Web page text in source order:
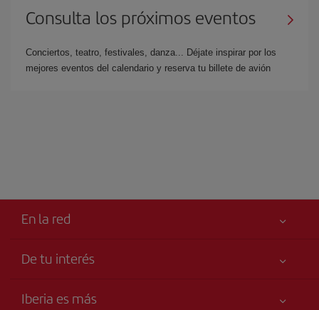
Consulta los próximos eventos
Conciertos, teatro, festivales, danza... Déjate inspirar por los
mejores eventos del calendario y reserva tu billete de avión
En la red
De tu interés
Tu seguridad es lo primero
Iberia es más